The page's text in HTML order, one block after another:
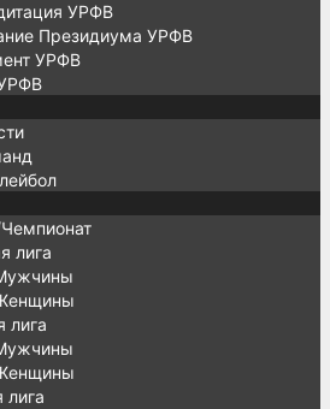
УРФВ
Президиума УРФВ
УРФВ
лига
лига
лига